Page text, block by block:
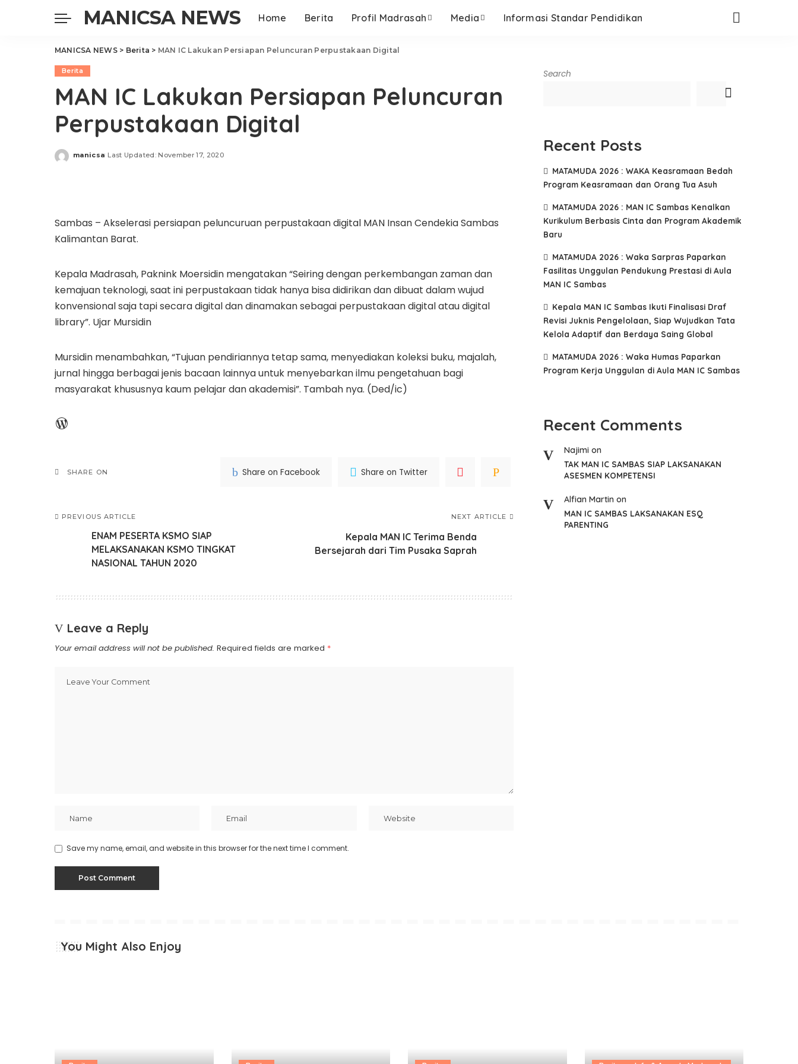
MANICSA NEWS Home Berita Profil Madrasah Media Informasi Standar Pendidikan
MANICSA NEWS> Berita > MAN IC Lakukan Persiapan Peluncuran Perpustakaan Digital
Berita
MAN IC Lakukan Persiapan Peluncuran
Perpustakaan Digital
Posted
manicsa Last Updated: November 17, 2020
Sambas – Akselerasi persiapan peluncuruan perpustakaan digital MAN Insan Cendekia Sambas
Kalimantan Barat.
Kepala Madrasah, Paknink Moersidin mengatakan “Seiring dengan perkembangan zaman dan
kemajuan teknologi, saat ini perpustakaan tidak hanya bisa didirikan dan dibuat dalam wujud
konvensional saja tapi secara digital dan dinamakan sebagai perpustakaan digital atau digital
library”. Ujar Mursidin
Mursidin menambahkan, “Tujuan pendiriannya tetap sama, menyediakan koleksi buku, majalah,
jurnal hingga berbagai jenis bacaan lainnya untuk menyebarkan ilmu pengetahuan bagi
masyarakat khususnya kaum pelajar dan akademisi”. Tambah nya. (Ded/ic)
WordPress
SHARE ON Share on Facebook Share on Twitter
PREVIOUS ARTICLE
ENAM PESERTA KSMO SIAP
MELAKSANAKAN KSMO TINGKAT
NASIONAL TAHUN 2020
NEXT ARTICLE
Kepala MAN IC Terima Benda
Bersejarah dari Tim Pusaka Saprah
Leave a Reply
Your email address will not be published. Required fields are marked *
Save my name, email, and website in this browser for the next time I comment.
Search
Recent Posts
MATAMUDA 2026 : WAKA Keasramaan Bedah
Program Keasramaan dan Orang Tua Asuh
MATAMUDA 2026 : MAN IC Sambas Kenalkan
Kurikulum Berbasis Cinta dan Program Akademik
Baru
MATAMUDA 2026 : Waka Sarpras Paparkan
Fasilitas Unggulan Pendukung Prestasi di Aula
MAN IC Sambas
Kepala MAN IC Sambas Ikuti Finalisasi Draf
Revisi Juknis Pengelolaan, Siap Wujudkan Tata
Kelola Adaptif dan Berdaya Saing Global
MATAMUDA 2026 : Waka Humas Paparkan
Program Kerja Unggulan di Aula MAN IC Sambas
Recent Comments
Najimi on
TAK MAN IC SAMBAS SIAP LAKSANAKAN
ASESMEN KOMPETENSI
Alfian Martin on
MAN IC SAMBAS LAKSANAKAN ESQ
PARENTING
You Might Also Enjoy